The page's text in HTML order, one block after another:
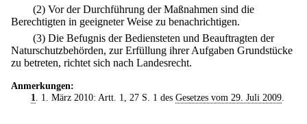
(2) Vor der Durchführung der Maßnahmen sind die
Berechtigten in geeigneter Weise zu benachrichtigen.
(3) Die Befugnis der Bediensteten und Beauftragten der
Naturschutzbehörden, zur Erfüllung ihrer Aufgaben Grundstücke
zu betreten, richtet sich nach Landesrecht.
Anmerkungen:
1
. 1. März 2010: Artt. 1, 27 S. 1 des Gesetzes vom 29. Juli 2009.